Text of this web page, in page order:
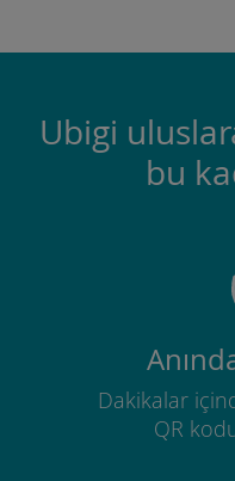
Ubigi
bu
Dakikalar
QR